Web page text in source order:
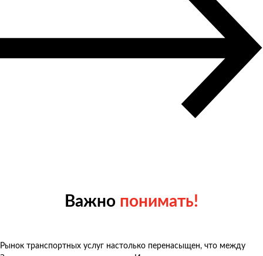
Важно понимать!
Рынок транспортных услуг настолько перенасыщен, что между